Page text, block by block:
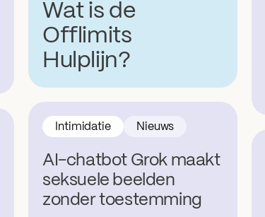
Wat is de
Offlimits
Hulplijn?
AI-chatbot Grok maakt
seksuele beelden
zonder toestemming
Intimidatie Nieuws